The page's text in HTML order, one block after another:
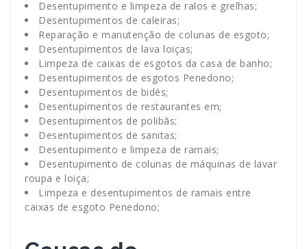
Desentupimento e limpeza de ralos e grelhas;
Desentupimentos de caleiras;
Reparação e manutenção de colunas de esgoto;
Desentupimentos de lava loiças;
Limpeza de caixas de esgotos da casa de banho;
Desentupimentos de esgotos Penedono;
Desentupimentos de bidés;
Desentupimentos de restaurantes em;
Desentupimentos de polibãs;
Desentupimentos de sanitas;
Desentupimento e limpeza de ramais;
Desentupimento de colunas de máquinas de lavar
roupa e loiça;
Limpeza e desentupimentos de ramais entre
caixas de esgoto Penedono;